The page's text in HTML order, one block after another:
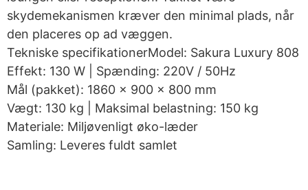
skydemekanismen kræver den minimal plads, når
den placeres op ad væggen.
Tekniske specifikationerModel: Sakura Luxury 808
Effekt: 130 W | Spænding: 220V / 50Hz
Mål (pakket): 1860 × 900 × 800 mm
Vægt: 130 kg | Maksimal belastning: 150 kg
Materiale: Miljøvenligt øko-læder
Samling: Leveres fuldt samlet